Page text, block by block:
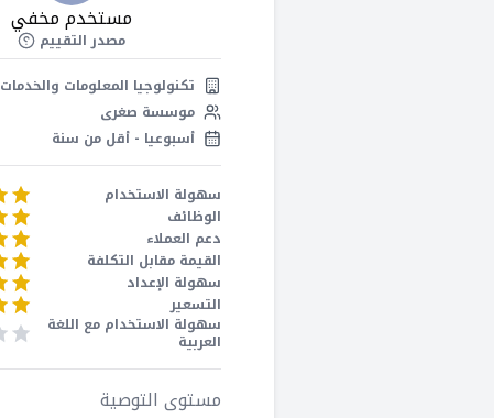
مستخدم مخفي
مصدر التقييم
تكنولوجيا المعلومات والخدمات
موسسة صغرى
أسبوعيا - أقل من سنة
سهولة الاستخدام
الوظائف
دعم العملاء
القيمة مقابل التكلفة
سهولة الإعداد
التسعير
سهولة الاستخدام مع اللغة
العربية
مستوى التوصية